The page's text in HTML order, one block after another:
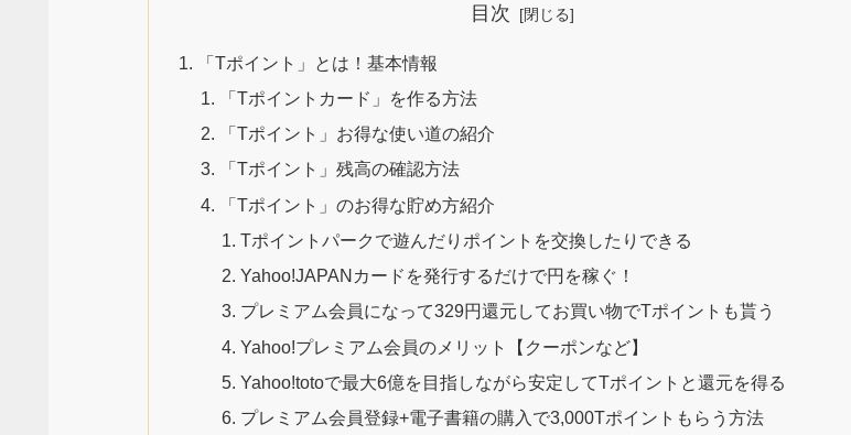
目次
「Tポイント」とは！基本情報
「Tポイントカード」を作る方法
「Tポイント」お得な使い道の紹介
「Tポイント」残高の確認方法
「Tポイント」のお得な貯め方紹介
Tポイントパークで遊んだりポイントを交換したりできる
Yahoo!JAPANカードを発行するだけで円を稼ぐ！
プレミアム会員になって329円還元してお買い物でTポイントも貰う
Yahoo!プレミアム会員のメリット【クーポンなど】
Yahoo!totoで最大6億を目指しながら安定してTポイントと還元を得る
プレミアム会員登録+電子書籍の購入で3,000Tポイントもらう方法